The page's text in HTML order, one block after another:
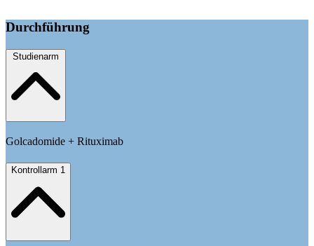
Durchführung
Golcadomide + Rituximab
Kontrollarm 1